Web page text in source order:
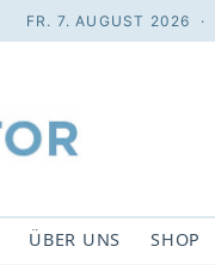
FR. 7. AUGUST 2026 ·
ÜBER UNS SHOP